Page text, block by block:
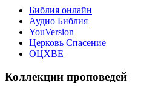
Библия онлайн
Аудио Библия
YouVersion
Церковь Спасение
ОЦХВЕ
Коллекции проповедей